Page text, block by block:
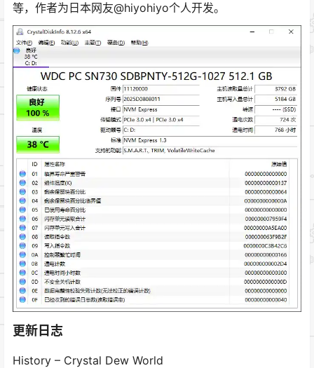
等，作者为日本网友@hiyohiyo个人开发。
更新日志
History – Crystal Dew World